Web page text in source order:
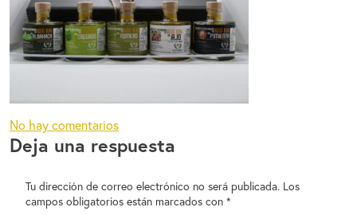
No hay comentariosen
DSC_0544
Deja una respuesta
Tu dirección de correo electrónico no será publicada. Los
campos obligatorios están marcados con *